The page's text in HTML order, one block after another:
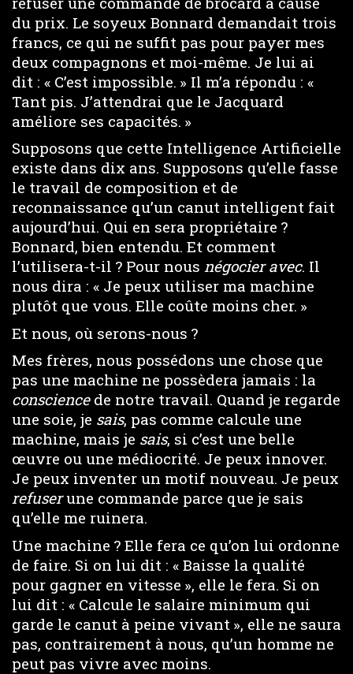
du prix. Le soyeux Bonnard demandait trois
francs, ce qui ne suffit pas pour payer mes
deux compagnons et moi-même. Je lui ai
dit : « C’est impossible. » Il m’a répondu : «
Tant pis. J’attendrai que le Jacquard
améliore ses capacités. »
Supposons que cette Intelligence Artificielle
existe dans dix ans. Supposons qu’elle fasse
le travail de composition et de
reconnaissance qu’un canut intelligent fait
aujourd’hui. Qui en sera propriétaire ?
Bonnard, bien entendu. Et comment
l’utilisera-t-il ? Pour nous négocier avec. Il
nous dira : « Je peux utiliser ma machine
plutôt que vous. Elle coûte moins cher. »
Et nous, où serons-nous ?
Mes frères, nous possédons une chose que
pas une machine ne possèdera jamais : la
consciencede notre travail. Quand je regarde
une soie, je sais, pas comme calcule une
machine, mais je sais, si c’est une belle
œuvre ou une médiocrité. Je peux innover.
Je peux inventer un motif nouveau. Je peux
refuserune commande parce que je sais
qu’elle me ruinera.
Une machine ? Elle fera ce qu’on lui ordonne
de faire. Si on lui dit : « Baisse la qualité
pour gagner en vitesse », elle le fera. Si on
lui dit : « Calcule le salaire minimum qui
garde le canut à peine vivant », elle ne saura
pas, contrairement à nous, qu’un homme ne
peut pas vivre avec moins.